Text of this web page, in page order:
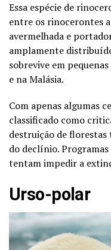
Essa espécie de
entre os rinocerontes
avermelhada e
amplamente
sobrevive em
e na Malásia.
Com apenas algumas
classificado como
destruição de
do declínio.
tentam impedir a
Urso-polar